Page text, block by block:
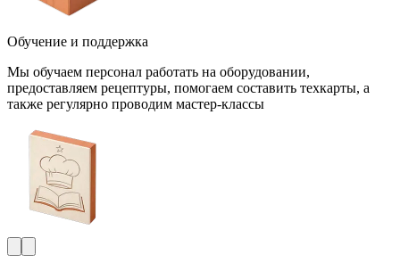
Обучение и поддержка
Мы обучаем персонал работать на оборудовании,
предоставляем рецептуры, помогаем составить техкарты, а
также регулярно проводим мастер-классы